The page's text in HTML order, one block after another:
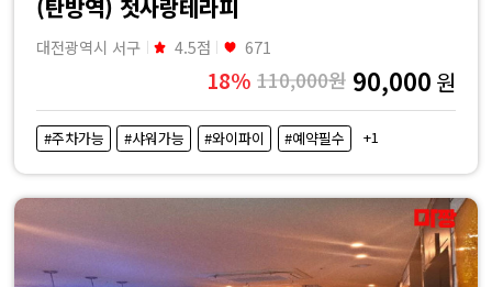
(탄방역) 첫사랑테라피
대전광역시 서구 4.5점 671
18% 110,000원 90,000 원
#주차가능 #샤워가능 #와이파이 #예약필수 +1